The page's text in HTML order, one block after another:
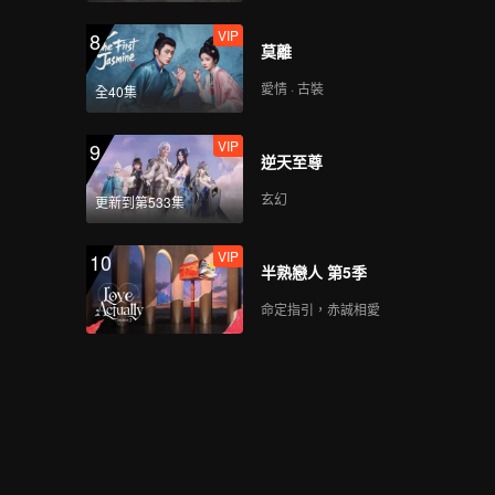
8
全40集
VIP
莫離
愛情 · 古裝
9
更新到第533集
VIP
逆天至尊
玄幻
10 VIP
半熟戀人 第5季
命定指引，赤誠相愛